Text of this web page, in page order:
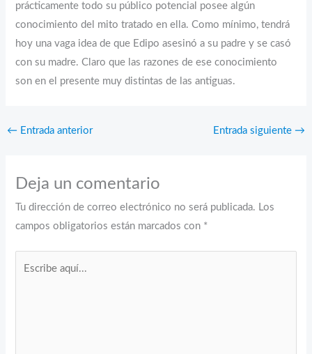
prácticamente todo su público potencial posee algún
conocimiento del mito tratado en ella. Como mínimo, tendrá
hoy una vaga idea de que Edipo asesinó a su padre y se casó
con su madre. Claro que las razones de ese conocimiento
son en el presente muy distintas de las antiguas.
← Entrada anterior Entrada siguiente →
Deja un comentario
Tu dirección de correo electrónico no será publicada. Los
campos obligatorios están marcados con *